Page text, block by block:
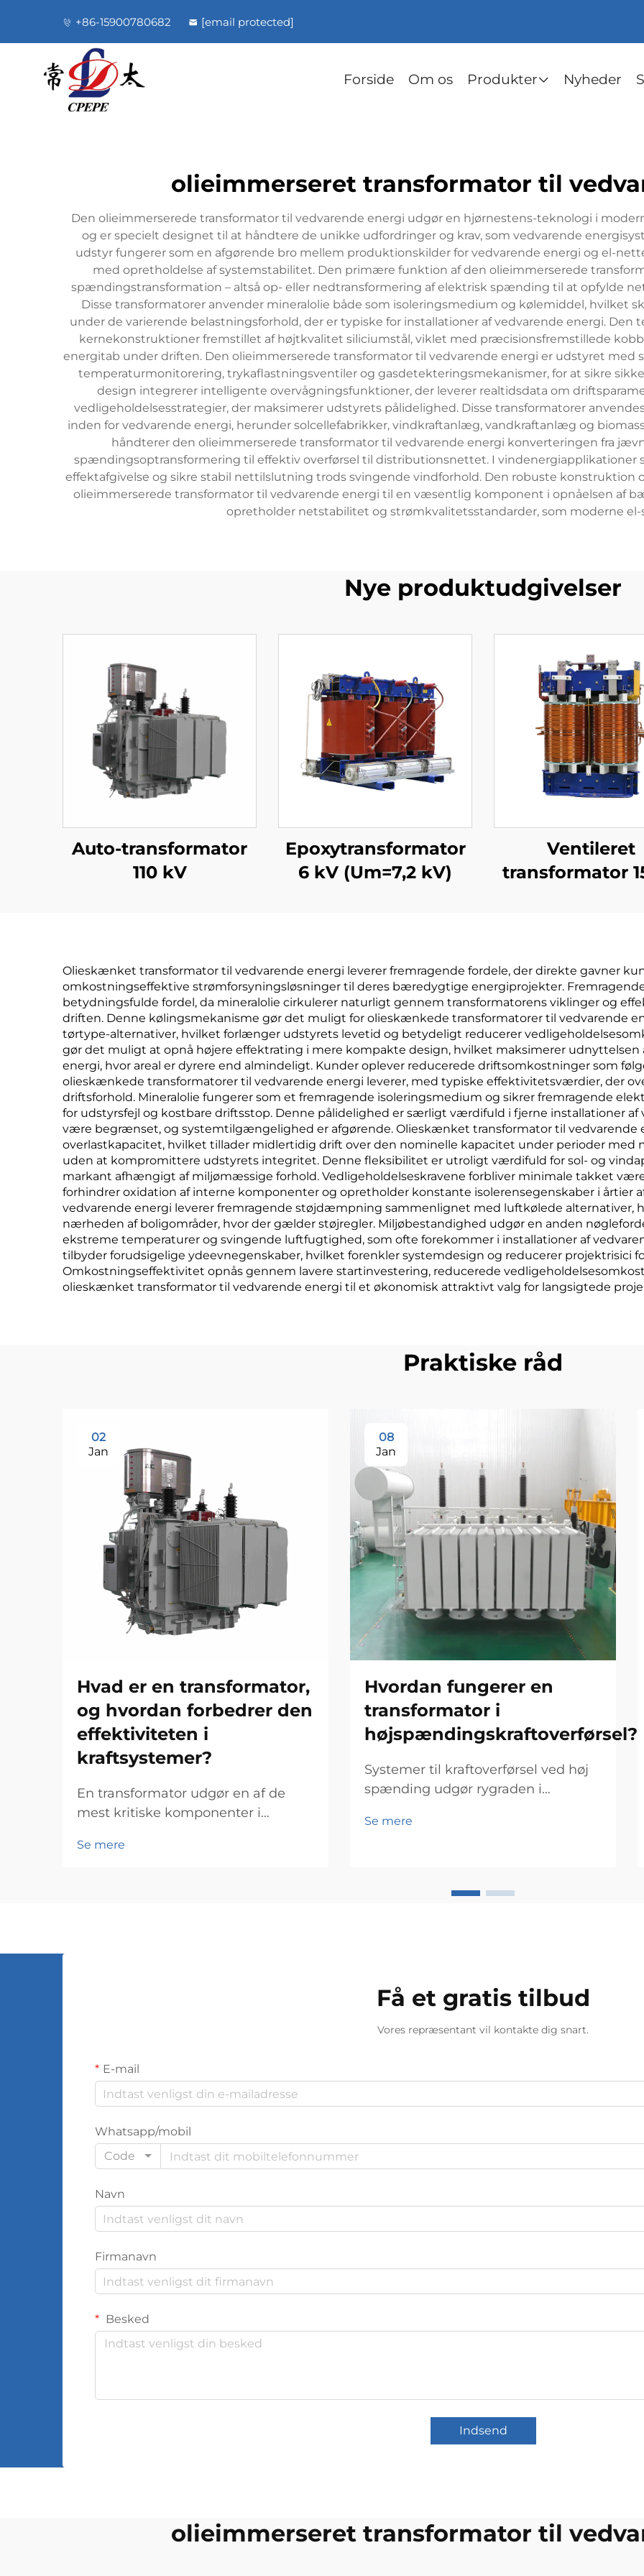
+86-15900780682 [email protected]
Forside Om os Produkter Nyheder
olieimmerseret transformator til
Den olieimmerserede transformator til vedvarende energi udgør en hjørnestens-teknologi i
og er specielt designet til at håndtere de unikke udfordringer og krav, som vedvarende
udstyr fungerer som en afgørende bro mellem produktionskilder for vedvarende energi og el-
med opretholdelse af systemstabilitet. Den primære funktion af den olieimmerserede
spændingstransformation – altså op- eller nedtransformering af elektrisk spænding til at opfylde
Disse transformatorer anvender mineralolie både som isoleringsmedium og kølemiddel, hvilket
under de varierende belastningsforhold, der er typiske for installationer af vedvarende energi.
kernekonstruktioner fremstillet af højtkvalitet siliciumstål, viklet med præcisionsfremstillede
energitab under driften. Den olieimmerserede transformator til vedvarende energi er udstyret med
temperaturmonitorering, trykaflastningsventiler og gasdetekteringsmekanismer, for at sikre
design integrerer intelligente overvågningsfunktioner, der leverer realtidsdata om
vedligeholdelsesstrategier, der maksimerer udstyrets pålidelighed. Disse transformatorer
inden for vedvarende energi, herunder solcellefabrikker, vindkraftanlæg, vandkraftanlæg og
håndterer den olieimmerserede transformator til vedvarende energi konverteringen fra
spændingsoptransformering til effektiv overførsel til distributionsnettet. I vindenergiapplikationer
effektafgivelse og sikre stabil nettilslutning trods svingende vindforhold. Den robuste
olieimmerserede transformator til vedvarende energi til en væsentlig komponent i opnåelsen af
opretholder netstabilitet og strømkvalitetsstandarder, som moderne
Nye produktudgivelser
Auto-transformator
110 kV
Epoxytransformator
6 kV (Um=7,2 kV)
Ventileret
transformator
Olieskænket transformator til vedvarende energi leverer fremragende fordele, der direkte gavner
omkostningseffektive strømforsyningsløsninger til deres bæredygtige energiprojekter.
betydningsfulde fordel, da mineralolie cirkulerer naturligt gennem transformatorens viklinger og
driften. Denne kølingsmekanisme gør det muligt for olieskænkede transformatorer til vedvarende
tørtype-alternativer, hvilket forlænger udstyrets levetid og betydeligt reducerer
gør det muligt at opnå højere effektrating i mere kompakte design, hvilket maksimerer udnyttelsen
energi, hvor areal er dyrere end almindeligt. Kunder oplever reducerede driftsomkostninger som
olieskænkede transformatorer til vedvarende energi leverer, med typiske effektivitetsværdier, der
driftsforhold. Mineralolie fungerer som et fremragende isoleringsmedium og sikrer fremragende
for udstyrsfejl og kostbare driftsstop. Denne pålidelighed er særligt værdifuld i fjerne installationer af
være begrænset, og systemtilgængelighed er afgørende. Olieskænket transformator til vedvarende
overlastkapacitet, hvilket tillader midlertidig drift over den nominelle kapacitet under perioder med
uden at kompromittere udstyrets integritet. Denne fleksibilitet er utroligt værdifuld for sol- og
markant afhængigt af miljømæssige forhold. Vedligeholdelseskravene forbliver minimale takket
forhindrer oxidation af interne komponenter og opretholder konstante isolerensegenskaber i årtier
vedvarende energi leverer fremragende støjdæmpning sammenlignet med luftkølede alternativer,
nærheden af boligområder, hvor der gælder støjregler. Miljøbestandighed udgør en anden
ekstreme temperaturer og svingende luftfugtighed, som ofte forekommer i installationer af
tilbyder forudsigelige ydeevnegenskaber, hvilket forenkler systemdesign og reducerer projektrisici
Omkostningseffektivitet opnås gennem lavere startinvestering, reducerede
olieskænket transformator til vedvarende energi til et økonomisk attraktivt valg for langsigtede
Praktiske råd
02
Jan
Hvad er en transformator,
og hvordan forbedrer den
effektiviteten i
kraftsystemer?
En transformator udgør en af de
mest kritiske komponenter i
og fungerer som rygraden for
Se mere
08
Jan
Hvordan fungerer en
transformator i
højspændingskraftoverførsel?
Systemer til kraftoverførsel ved høj
spænding udgør rygraden i
transportere elektricitet effektivt
Se mere
Få et gratis tilbud
Vores repræsentant vil kontakte dig snart.
E-mail
Whatsapp/mobil
Code
Navn
Firmanavn
Besked
Indsend
olieimmerseret transformator til